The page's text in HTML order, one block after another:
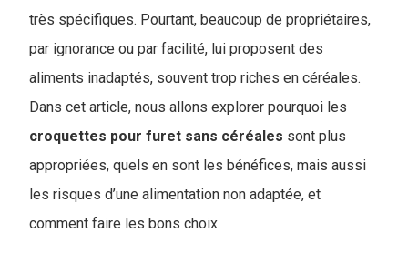
très spécifiques. Pourtant, beaucoup de propriétaires,
par ignorance ou par facilité, lui proposent des
aliments inadaptés, souvent trop riches en céréales.
Dans cet article, nous allons explorer pourquoi les
croquettes pour furet sans céréales sont plus
appropriées, quels en sont les bénéfices, mais aussi
les risques d’une alimentation non adaptée, et
comment faire les bons choix.